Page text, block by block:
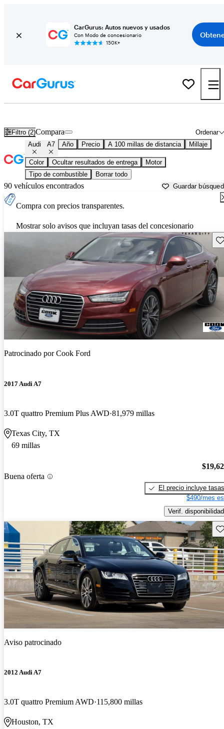
CarGurus: Autos nuevos y usados
Con Modo de concesionario
150K+
Filtro (2) Ordenar
Compara
Audi A7 Año Precio A 100 millas de distancia Millaje
Color Ocultar resultados de entrega
Motor
Tipo de combustible
Borrar todo
90 vehículos encontrados Guardar
Compra con precios transparentes.
Mostrar solo avisos que incluyan tasas del concesionario
Patrocinado porCook Ford
2017 Audi A7
3.0T quattro Premium Plus AWD 81,979 millas
Texas City, TX
69 millas
Buena oferta
El precio incluye tasas
$490/mes
Verif. disponibilidad
Aviso patrocinado
2012 Audi A7
3.0T quattro Premium AWD 115,800 millas
Houston, TX